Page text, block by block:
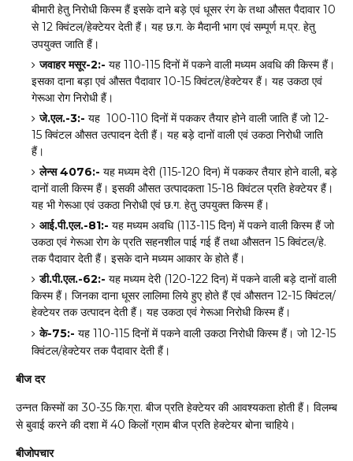
बीमारी हेतु निरोधी किस्म हैं इसके दाने बड़े एवं धूसर रंग के तथा औसत पैदावार10
से12 क्विंटल/हेक्टेयर देती हैं। यह छ.ग. के मैदानी भाग एवं सम्पूर्ण म.प्र. हेतु
उपयुक्त जाति हैं।
जवाहरमसूर-2:- यह 110-115 दिनों में पकने वाली मध्यम अवधि की किस्म हैं।
इसका दाना बड़ा एवं औसत पैदावार10-15 क्विंटल/हेक्टेयर हैं। यह उकठा एवं
गेरूआ रोग निरोधी हैं।
जे.एल.-3:- यह 100-110 दिनों में पककर तैयार होने वाली जाति हैं जो12-
15 क्विंटल औसत उत्पादन देती हैं। यह बड़े दानों वाली एवं उकठा निरोधी जाति
हैं।
लेन्स 4076:- यह मध्यम देरी(115-120 दिन) में पककर तैयार होने वाली, बड़े
दानों वाली किस्म हैं। इसकी औसत उत्पादकता15-18 क्विंटल प्रति हेक्टेयर हैं।
यह भी गेरूआ एवं उकठा निरोधी एवं छ.ग. हेतु उपयुक्त किस्म हैं।
आई.पी.एल.-81:- यह मध्यम अवधि(113-115 दिन) में पकने वाली किस्म हैं जो
उकठा एवं गेरूआ रोग के प्रति सहनशील पाई गई हैं तथा औसतन 15 क्विंटल/हे.
तक पैदावार देती हैं। इसके दाने मध्यम आकार के होते हैं।
डी.पी.एल.-62:- यह मध्यम देरी(120-122 दिन) में पकने वाली बड़े दानों वाली
किस्म हैं। जिनका दाना धूसर लालिमा लिये हुए होते हैं एवं औसतन 12-15 क्विंटल/
हेक्टेयर तक उत्पादन देती हैं। यह उकठा एवं गेरूआ निरोधी किस्म हैं।
के-75:- यह 110-115 दिनों में पकने वाली उकठा निरोधी किस्म हैं। जो12-15
क्विंटल/हेक्टेयर तक पैदावार देती हैं।
बीज दर
उन्नत किस्मों का30-35 कि.ग्रा. बीज प्रति हेक्टेयर कीआवश्यकता होती हैं। विलम्ब
से बुवाई करने की दशा में40 किलों ग्राम बीज प्रति हेक्टेयर बोना चाहिये।
बीजोपचार